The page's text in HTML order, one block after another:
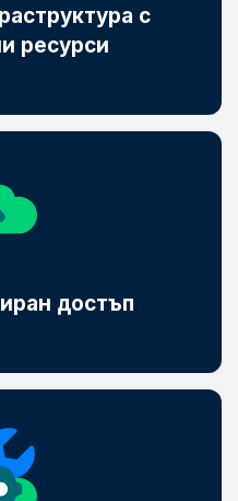
с
ресурси
достъп